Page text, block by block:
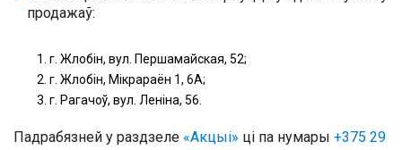
продажаў:
г. Жлобін, вул. Першамайская, 52;
г. Жлобін, Мікрараён 1, 6А;
г. Рагачоў, вул. Леніна, 56.
Падрабязней у раздзеле «Акцыі» ці па нумары +375 29